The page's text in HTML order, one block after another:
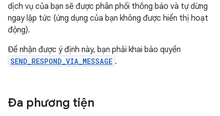
dịch vụ của bạn sẽ được phân phối thông báo và tự dừng
ngay lập tức (ứng dụng của bạn không được hiển thị hoạt
động).
Để nhận được ý định này, bạn phải khai báo quyền
SEND_RESPOND_VIA_MESSAGE .
Đa phương tiện